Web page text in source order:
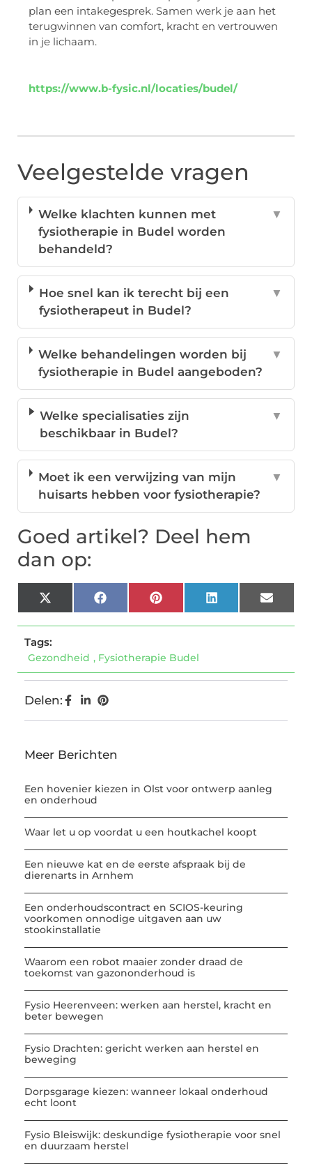
plan een intakegesprek. Samen werk je aan het
terugwinnen van comfort, kracht en vertrouwen
in je lichaam.
https://www.b-fysic.nl/locaties/budel/
Veelgestelde vragen
Welke klachten kunnen met
fysiotherapie in Budel worden
behandeld?
▼
Hoe snel kan ik terecht bij een
fysiotherapeut in Budel?
▼
Welke behandelingen worden bij
fysiotherapie in Budel aangeboden?
▼
Welke specialisaties zijn
beschikbaar in Budel?
▼
Moet ik een verwijzing van mijn
huisarts hebben voor fysiotherapie?
▼
Goed artikel? Deel hem
dan op:
X
(Twitter)
FacebookPinterestLinkedInEmail
Tags:
Gezondheid , Fysiotherapie Budel
Delen:
Meer Berichten
Een hovenier kiezen in Olst voor ontwerp aanleg
en onderhoud
Waar let u op voordat u een houtkachel koopt
Een nieuwe kat en de eerste afspraak bij de
dierenarts in Arnhem
Een onderhoudscontract en SCIOS-keuring
voorkomen onnodige uitgaven aan uw
stookinstallatie
Waarom een robot maaier zonder draad de
toekomst van gazononderhoud is
Fysio Heerenveen: werken aan herstel, kracht en
beter bewegen
Fysio Drachten: gericht werken aan herstel en
beweging
Dorpsgarage kiezen: wanneer lokaal onderhoud
echt loont
Fysio Bleiswijk: deskundige fysiotherapie voor snel
en duurzaam herstel